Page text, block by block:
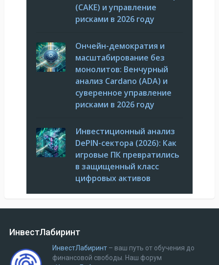
(CAKE) и управление
рисками в 2026 году
Ончейн-демократия и
масштабирование без
монолитов: Венчурный
анализ Cardano (ADA) и
суверенное управление
рисками в 2026 году
Инвестиционный анализ
DePIN-сектора (2026): Как
игровые ПК превратились
в защищенный класс
цифровых активов
ИнвестЛабиринт
ИнвестЛабиринт– ваш путь от обучения до
финансовой свободы. Наш форум